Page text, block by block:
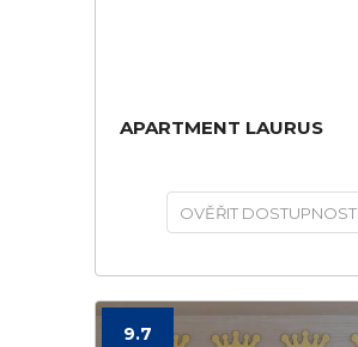
APARTMENT LAURUS
OVĚŘIT DOSTUPNOST
9.7